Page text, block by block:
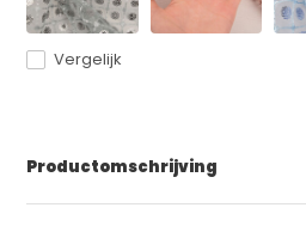
Vergelijk
Productomschrijving